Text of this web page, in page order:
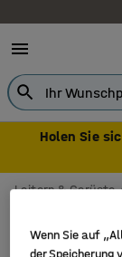
Holen Sie
Leitern & Gerüste
Wenn Sie auf
der Speicherung